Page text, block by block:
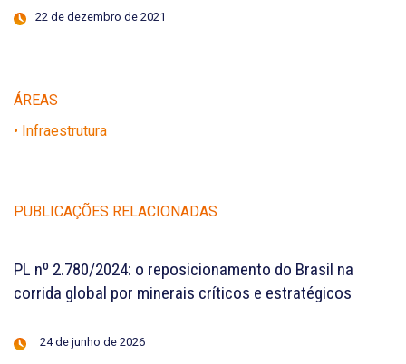
22 de dezembro de 2021
ÁREAS
• Infraestrutura
PUBLICAÇÕES RELACIONADAS
PL nº 2.780/2024: o reposicionamento do Brasil na
corrida global por minerais críticos e estratégicos
24 de junho de 2026